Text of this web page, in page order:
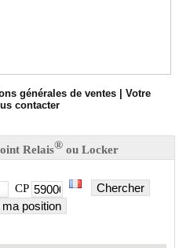
générales de ventes
Votre
contacter
Relais®ou Locker
CP
Chercher
position